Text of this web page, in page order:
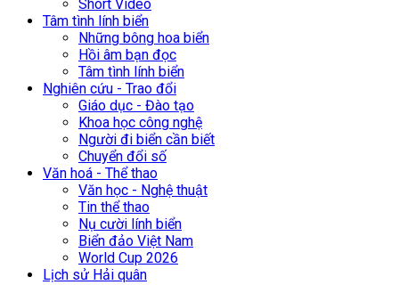
Short Video
Tâm tình lính biển
Những bông hoa biển
Hồi âm bạn đọc
Tâm tình lính biển
Nghiên cứu - Trao đổi
Giáo dục - Đào tạo
Khoa học công nghệ
Người đi biển cần biết
Chuyển đổi số
Văn hoá - Thể thao
Văn học - Nghệ thuật
Tin thể thao
Nụ cười lính biển
Biển đảo Việt Nam
World Cup 2026
Lịch sử Hải quân